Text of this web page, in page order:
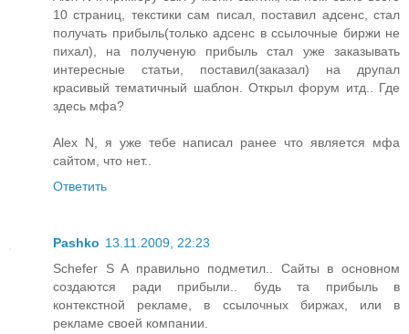
10 страниц, текстики сам писал, поставил адсенс, стал
получать прибыль(только адсенс в ссылочные биржи не
пихал), на полученую прибыль стал уже заказывать
интересные статьи, поставил(заказал) на друпал
красивый тематичный шаблон. Открыл форум итд.. Где
здесь мфа?
Alex N, я уже тебе написал ранее что является мфа
сайтом, что нет..
Ответить
Pashko 13.11.2009, 22:23
Schefer S A правильно подметил.. Сайты в основном
создаются ради прибыли.. будь та прибыль в
контекстной рекламе, в ссылочных биржах, или в
рекламе своей компании.